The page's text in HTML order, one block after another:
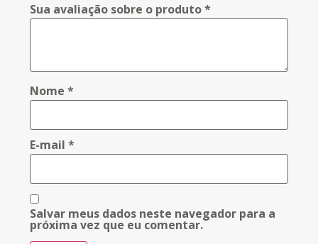
Sua avaliação sobre o produto*
Nome*
E-mail*
Salvar meus dados neste navegador para a
próxima vez que eu comentar.